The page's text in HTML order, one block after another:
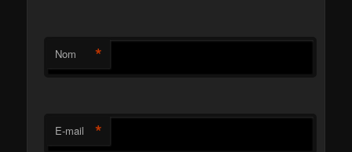
Nom *
E-mail *